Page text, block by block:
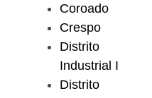
Coroado
Crespo
Distrito
Industrial I
Distrito